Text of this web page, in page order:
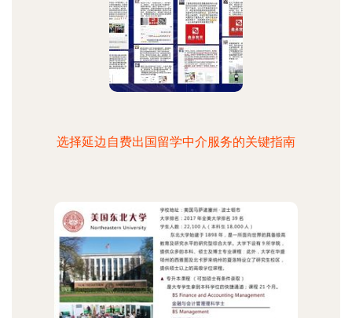
选择延边自费出国留学中介服务的关键指南